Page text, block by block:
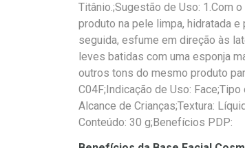
Titânio.;Sugestão de Uso: 1.Com
produto na pele limpa, hidratada
seguida, esfume em direção às
leves batidas com uma esponja
outros tons do mesmo produto
C04F;Indicação de Uso:
Alcance de Crianças;Textura:
Conteúdo: 30 g;Benefícios PDP: